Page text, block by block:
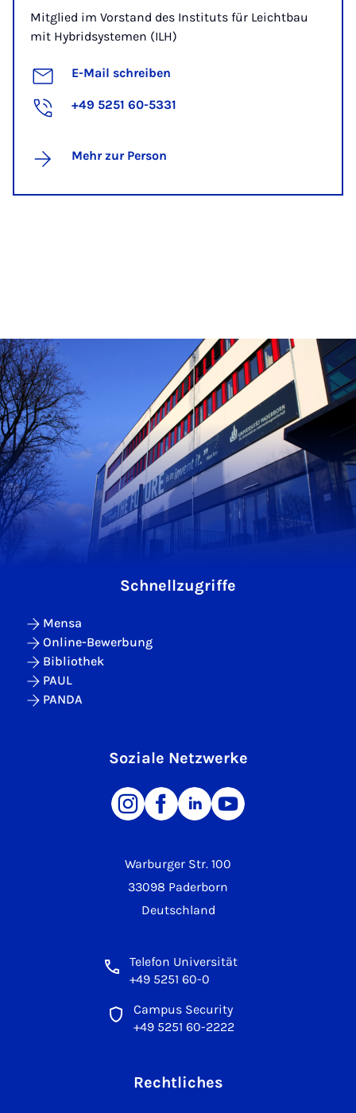
Mitglied im Vorstand des Instituts für Leichtbau
mit Hybridsystemen (ILH)
E-Mail schreiben
+49 5251 60-5331
Mehr zur Person
Warburger Str. 100
33098 Paderborn
Deutschland
Telefon Universität
+49 5251 60-0
Campus Security
+49 5251 60-2222
Schnellzugriffe
Mensa
Online-Bewerbung
Bibliothek
PAUL
PANDA
Soziale Netzwerke
Rechtliches